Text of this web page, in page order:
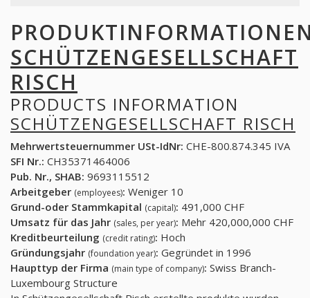
SCHÜTZENGESELLSCHAFT
RISCH
PRODUCTS INFORMATION
SCHÜTZENGESELLSCHAFT RISCH
Mehrwertsteuernummer USt-IdNr: CHE-800.874.345 IVA
SFI Nr.: CH35371464006
Pub. Nr., SHAB: 9693115512
Arbeitgeber (employees): Weniger 10
Grund-oder Stammkapital (capital): 491,000 CHF
Umsatz für das Jahr (sales, per year): Mehr 420,000,000 CHF
Kreditbeurteilung (credit rating): Hoch
Gründungsjahr (foundation year): Gegründet in 1996
Haupttyp der Firma (main type of company): Swiss Branch-
Luxembourg Structure